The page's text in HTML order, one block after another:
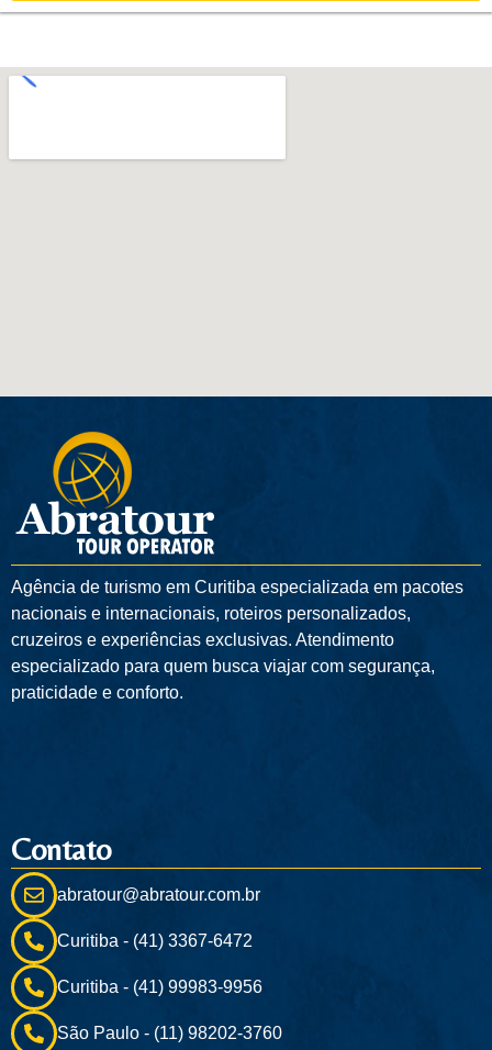
Agência de turismo em Curitiba especializada em pacotes
nacionais e internacionais, roteiros personalizados,
cruzeiros e experiências exclusivas. Atendimento
especializado para quem busca viajar com segurança,
praticidade e conforto.
Contato
abratour@abratour.com.br
Curitiba - (41) 3367-6472
Curitiba - (41) 99983-9956
São Paulo - (11) 98202-3760